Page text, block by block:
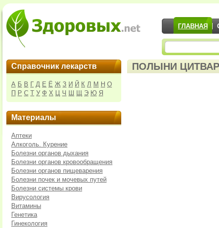
ГЛАВНАЯ
Справочник лекарств
А Б В Г Д Е Ё Ж З И Й К Л М Н О
П Р С Т У Ф Х Ц Ч Ш Щ Э Ю Я
Материалы
Аптеки
Алкоголь. Курение
Болезни органов дыхания
Болезни органов кровообращения
Болезни органов пищеварения
Болезни почек и мочевых путей
Болезни системы крови
Вирусология
Витамины
Генетика
Гинекология
ПОЛЫНИ